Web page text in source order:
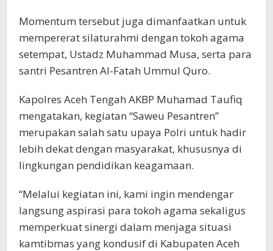
Momentum tersebut juga dimanfaatkan untuk
mempererat silaturahmi dengan tokoh agama
setempat, Ustadz Muhammad Musa, serta para
santri Pesantren Al-Fatah Ummul Quro.
Kapolres Aceh Tengah AKBP Muhamad Taufiq
mengatakan, kegiatan “Saweu Pesantren”
merupakan salah satu upaya Polri untuk hadir
lebih dekat dengan masyarakat, khususnya di
lingkungan pendidikan keagamaan.
“Melalui kegiatan ini, kami ingin mendengar
langsung aspirasi para tokoh agama sekaligus
memperkuat sinergi dalam menjaga situasi
kamtibmas yang kondusif di Kabupaten Aceh